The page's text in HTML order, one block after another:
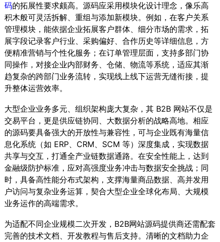
码的拓展性要求颇高。源码应采用模块化设计理念，像乐高
积木般可灵活拆解、重组与添加新模块。例如，在客户关系
管理模块，能依据企业拓展客户群体、细分市场的需求，拓
展字段记录客户行业、采购偏好、合作历史等详细信息，方
便精准营销与个性化服务；在订单管理层面，支持多部门协
同操作，对接企业内部财务、仓储、物流等系统，适应其渐
趋复杂的跨部门业务流转，实现线上线下运营无缝衔接，提
升整体运营效率。
大型企业业务多元、组织架构庞大复杂，其 B2B 网站不仅是
交易平台，更是供应链协同、大数据分析的战略高地。相应
的源码要具备强大的开放性与兼容性，可与企业既有海量信
息化系统（如 ERP、CRM、SCM 等）深度集成，实现数据
共享与交互，打通全产业链数据通路。在安全性能上，达到
金融级防护标准，应对高强度业务冲击与数据安全挑战；同
时，具备高性能分布式架构，支撑海量商品数据、高并发用
户访问与复杂业务运算，契合大型企业全球化布局、大规模
业务运作的高端需求。
为适配不同企业规模二次开发，B2B网站源码提供商还需配套
完善的技术文档、开发教程与售后支持。清晰的文档助力企